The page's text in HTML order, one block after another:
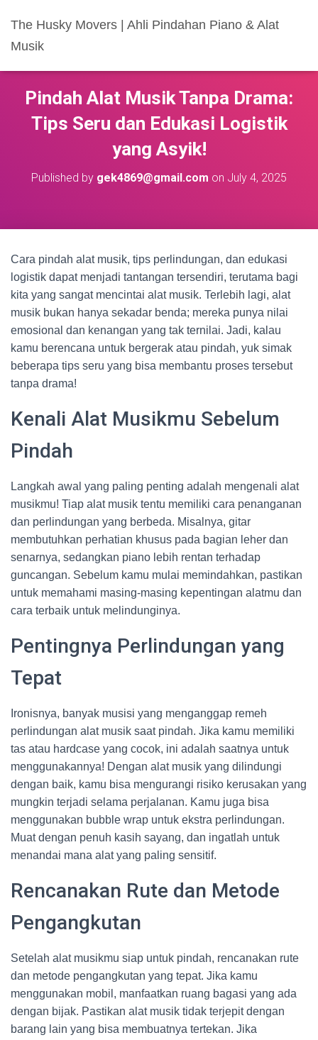
The Husky Movers | Ahli Pindahan Piano & Alat
Musik
Pindah Alat Musik Tanpa Drama:
Tips Seru dan Edukasi Logistik
yang Asyik!
Published by gek4869@gmail.com on July 4, 2025
Cara pindah alat musik, tips perlindungan, dan edukasi
logistik dapat menjadi tantangan tersendiri, terutama bagi
kita yang sangat mencintai alat musik. Terlebih lagi, alat
musik bukan hanya sekadar benda; mereka punya nilai
emosional dan kenangan yang tak ternilai. Jadi, kalau
kamu berencana untuk bergerak atau pindah, yuk simak
beberapa tips seru yang bisa membantu proses tersebut
tanpa drama!
Kenali Alat Musikmu Sebelum
Pindah
Langkah awal yang paling penting adalah mengenali alat
musikmu! Tiap alat musik tentu memiliki cara penanganan
dan perlindungan yang berbeda. Misalnya, gitar
membutuhkan perhatian khusus pada bagian leher dan
senarnya, sedangkan piano lebih rentan terhadap
guncangan. Sebelum kamu mulai memindahkan, pastikan
untuk memahami masing-masing kepentingan alatmu dan
cara terbaik untuk melindunginya.
Pentingnya Perlindungan yang
Tepat
Ironisnya, banyak musisi yang menganggap remeh
perlindungan alat musik saat pindah. Jika kamu memiliki
tas atau hardcase yang cocok, ini adalah saatnya untuk
menggunakannya! Dengan alat musik yang dilindungi
dengan baik, kamu bisa mengurangi risiko kerusakan yang
mungkin terjadi selama perjalanan. Kamu juga bisa
menggunakan bubble wrap untuk ekstra perlindungan.
Muat dengan penuh kasih sayang, dan ingatlah untuk
menandai mana alat yang paling sensitif.
Rencanakan Rute dan Metode
Pengangkutan
Setelah alat musikmu siap untuk pindah, rencanakan rute
dan metode pengangkutan yang tepat. Jika kamu
menggunakan mobil, manfaatkan ruang bagasi yang ada
dengan bijak. Pastikan alat musik tidak terjepit dengan
barang lain yang bisa membuatnya tertekan. Jika